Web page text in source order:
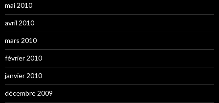
mai 2010
avril 2010
mars 2010
février 2010
janvier 2010
décembre 2009